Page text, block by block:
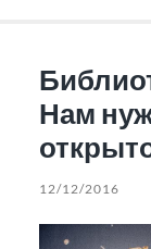
Нам
12/12/2016